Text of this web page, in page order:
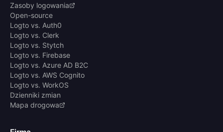
Zasoby logowania
Open-source
Logto vs. Auth0
Logto vs. Clerk
Logto vs. Stytch
Logto vs. Firebase
Logto vs. Azure AD B2C
Logto vs. AWS Cognito
Logto vs. WorkOS
Dzienniki zmian
Mapa drogowa